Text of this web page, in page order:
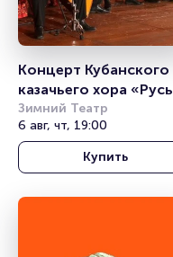
Концерт Кубанского
казачьего хора «Русь
от края до края»
Зимний Театр
6 авг, чт, 19:00
Купить